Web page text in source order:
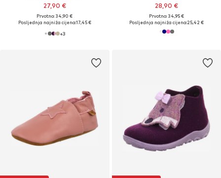
27,90 €
Prvotno: 34,90 €
Posljednja najniža cijena:17,45 €
+3
28,90 €
Prvotno: 34,95 €
Posljednja najniža cijena:25,42 €